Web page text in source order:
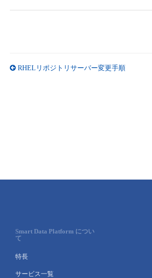
RHELリポジトリサーバー変更手順
Smart Data Platform につい
て
特長
サービス一覧